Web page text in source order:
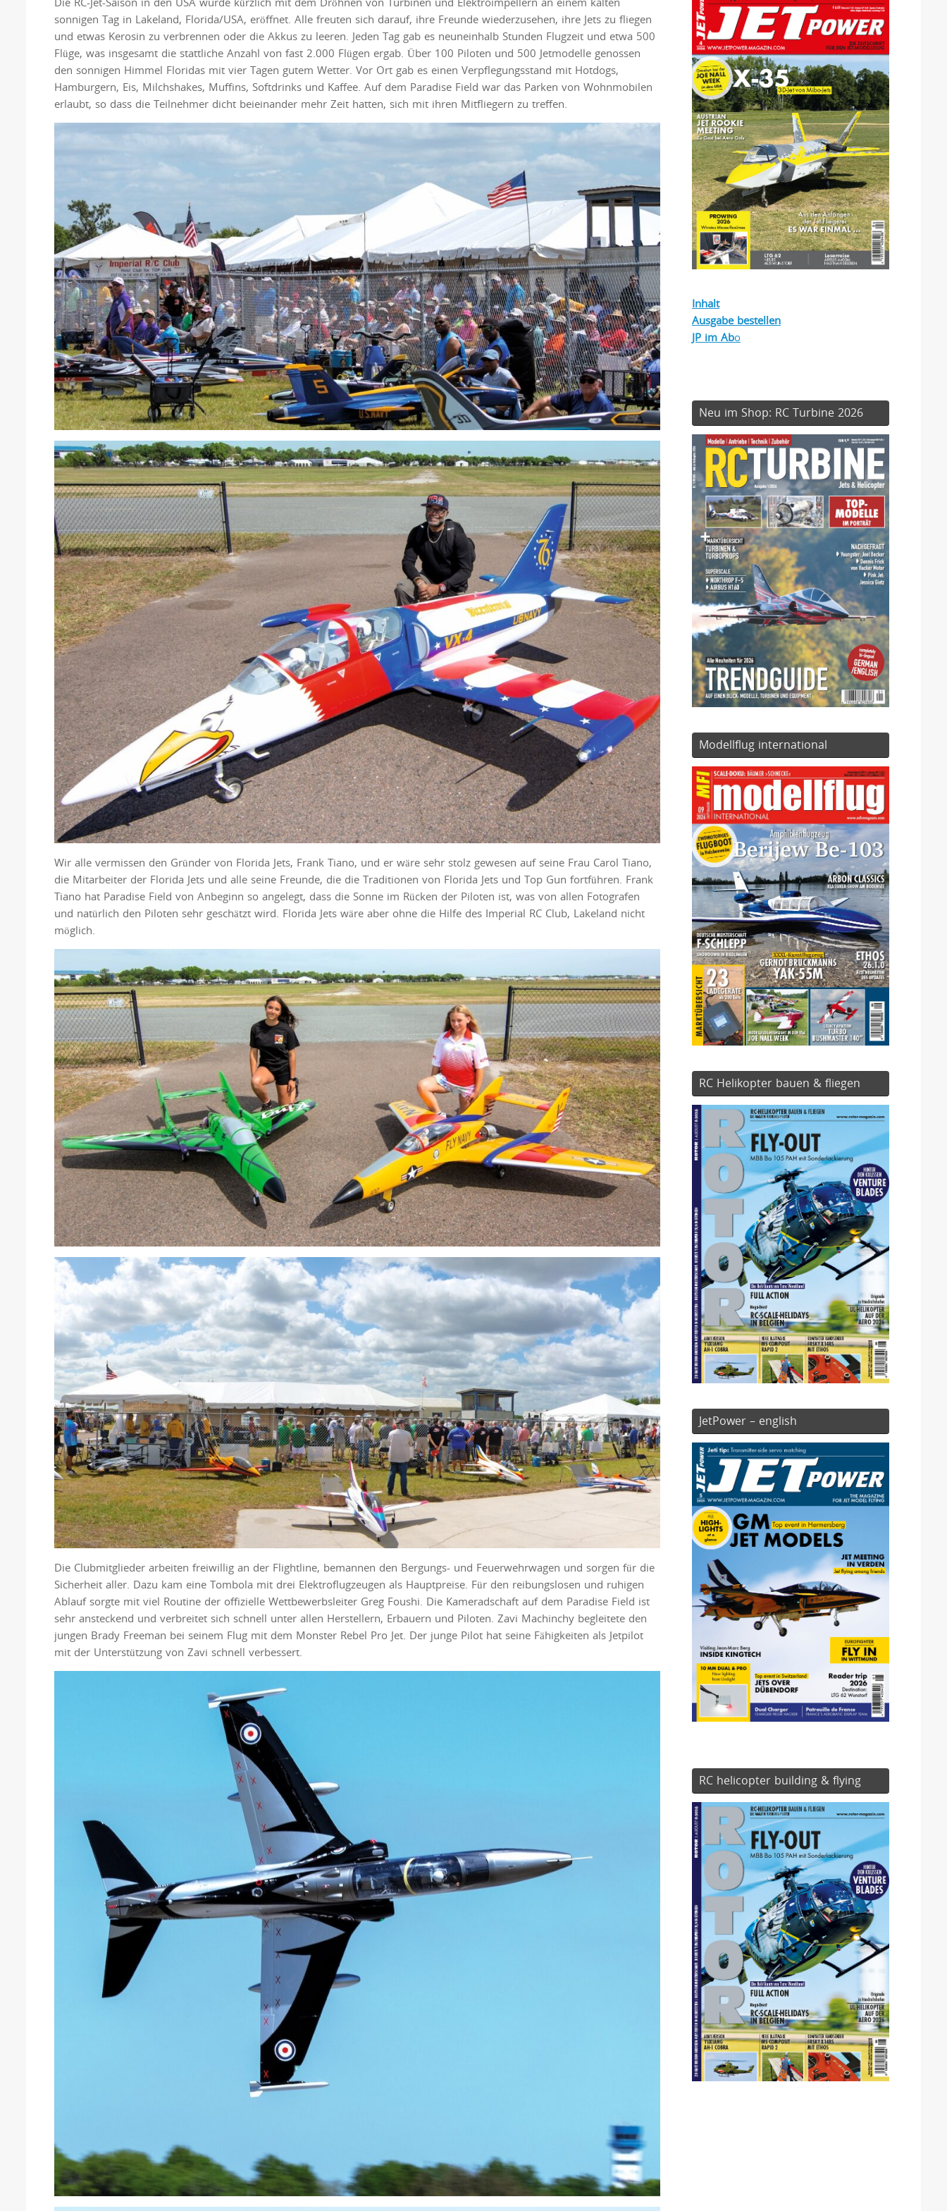
sonnigen Tag in Lakeland, Florida/USA, eröffnet. Alle freuten sich darauf, ihre Freunde wiederzusehen, ihre Jets zu fliegen
und etwas Kerosin zu verbrennen oder die Akkus zu leeren. Jeden Tag gab es neuneinhalb Stunden Flugzeit und etwa 500
Flüge, was insgesamt die stattliche Anzahl von fast 2.000 Flügen ergab. Über 100 Piloten und 500 Jetmodelle genossen
den sonnigen Himmel Floridas mit vier Tagen gutem Wetter. Vor Ort gab es einen Verpflegungsstand mit Hotdogs,
Hamburgern, Eis, Milchshakes, Muffins, Softdrinks und Kaffee. Auf dem Paradise Field war das Parken von Wohnmobilen
erlaubt, so dass die Teilnehmer dicht beieinander mehr Zeit hatten, sich mit ihren Mitfliegern zu treffen.
Wir alle vermissen den Gründer von Florida Jets, Frank Tiano, und er wäre sehr stolz gewesen auf seine Frau Carol Tiano,
die Mitarbeiter der Florida Jets und alle seine Freunde, die die Traditionen von Florida Jets und Top Gun fortführen. Frank
Tiano hat Paradise Field von Anbeginn so angelegt, dass die Sonne im Rücken der Piloten ist, was von allen Fotografen
und natürlich den Piloten sehr geschätzt wird. Florida Jets wäre aber ohne die Hilfe des Imperial RC Club, Lakeland nicht
möglich.
Die Clubmitglieder arbeiten freiwillig an der Flightline, bemannen den Bergungs- und Feuerwehrwagen und sorgen für die
Sicherheit aller. Dazu kam eine Tombola mit drei Elektroflugzeugen als Hauptpreise. Für den reibungslosen und ruhigen
Ablauf sorgte mit viel Routine der offizielle Wettbewerbsleiter Greg Foushi. Die Kameradschaft auf dem Paradise Field ist
sehr ansteckend und verbreitet sich schnell unter allen Herstellern, Erbauern und Piloten. Zavi Machinchy begleitete den
jungen Brady Freeman bei seinem Flug mit dem Monster Rebel Pro Jet. Der junge Pilot hat seine Fähigkeiten als Jetpilot
mit der Unterstützung von Zavi schnell verbessert.
Inhalt
Ausgabe bestellen
JP im Abo
Neu im Shop: RC Turbine 2026
Modellflug international
RC Helikopter bauen & fliegen
JetPower – english
RC helicopter building & flying